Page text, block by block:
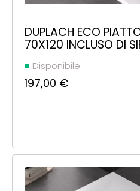
DUPLACH ECO
70X120 INCLUSO DI
Disponibile
197,00 €